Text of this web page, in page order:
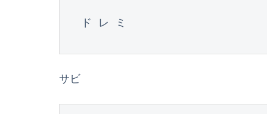
ド レ ミ
サビ